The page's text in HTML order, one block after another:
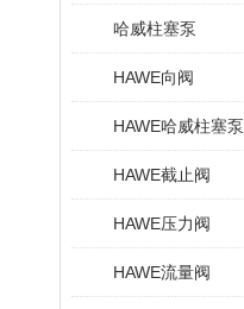
哈威柱塞泵
HAWE向阀
HAWE哈威柱塞泵
HAWE截止阀
HAWE压力阀
HAWE流量阀